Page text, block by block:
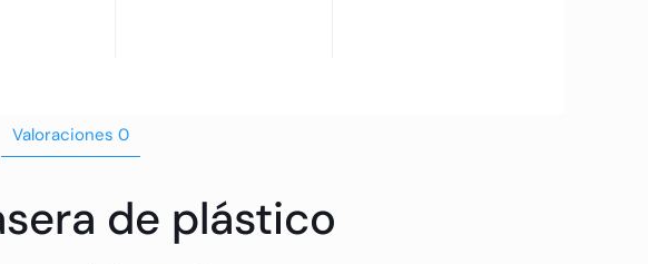
Valoraciones 0
de plástico